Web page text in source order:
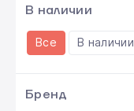
В наличии
Все В наличии
Бренд